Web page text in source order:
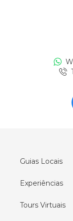
Guias Locais
Experiências
Tours Virtuais